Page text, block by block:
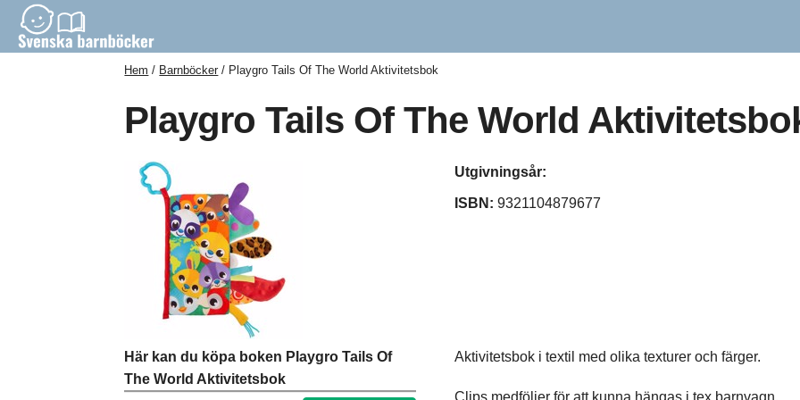
Hem Barnböcker Playgro Tails Of The World Aktivitetsbok
Playgro Tails Of The World
Utgivningsår:
ISBN: 9321104879677
Här kan du köpa boken Playgro Tails Of
The World Aktivitetsbok
Aktivitetsbok i textil med olika texturer och färger.
Clips medföljer för att kunna hängas i tex barnvagn.